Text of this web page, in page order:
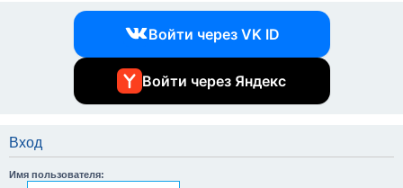
Войти через VK ID
Войти через Яндекс
Вход
Имя пользователя: